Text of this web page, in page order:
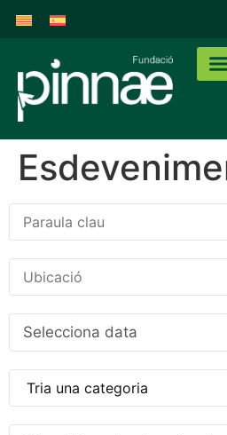
Selecciona data